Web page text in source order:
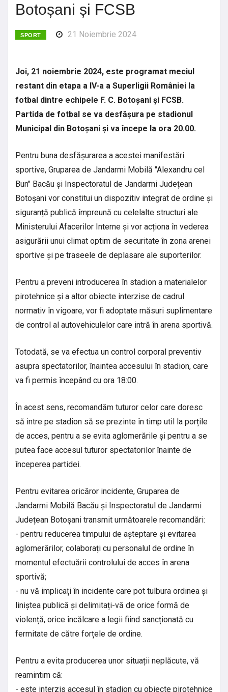
Botoșani și FCSB
SPORT 21 Noiembrie 2024
Joi, 21 noiembrie 2024, este programat meciul
restant din etapa a IV-a a Superligii României la
fotbal dintre echipele F. C. Botoșani și FCSB.
Partida de fotbal se va desfășura pe stadionul
Municipal din Botoșani și va începe la ora 20.00.
Pentru buna desfășurarea a acestei manifestări
sportive, Gruparea de Jandarmi Mobilă "Alexandru cel
Bun" Bacău și Inspectoratul de Jandarmi Județean
Botoșani vor constitui un dispozitiv integrat de ordine și
siguranță publică împreună cu celelalte structuri ale
Ministerului Afacerilor Interne și vor acționa în vederea
asigurării unui climat optim de securitate în zona arenei
sportive și pe traseele de deplasare ale suporterilor.
Pentru a preveni introducerea în stadion a materialelor
pirotehnice și a altor obiecte interzise de cadrul
normativ în vigoare, vor fi adoptate măsuri suplimentare
de control al autovehiculelor care intră în arena sportivă.
Totodată, se va efectua un control corporal preventiv
asupra spectatorilor, înaintea accesului în stadion, care
va fi permis începând cu ora 18:00.
În acest sens, recomandăm tuturor celor care doresc
să intre pe stadion să se prezinte în timp util la porțile
de acces, pentru a se evita aglomerările și pentru a se
putea face accesul tuturor spectatorilor înainte de
începerea partidei.
Pentru evitarea oricăror incidente, Gruparea de
Jandarmi Mobilă Bacău și Inspectoratul de Jandarmi
Județean Botoșani transmit următoarele recomandări:
- pentru reducerea timpului de așteptare și evitarea
aglomerărilor, colaborați cu personalul de ordine în
momentul efectuării controlului de acces în arena
sportivă;
- nu vă implicați în incidente care pot tulbura ordinea și
liniștea publică și delimitați-vă de orice formă de
violență, orice încălcare a legii fiind sancționată cu
fermitate de către forțele de ordine.
Pentru a evita producerea unor situații neplăcute, vă
reamintim că:
- este interzis accesul în stadion cu obiecte pirotehnice